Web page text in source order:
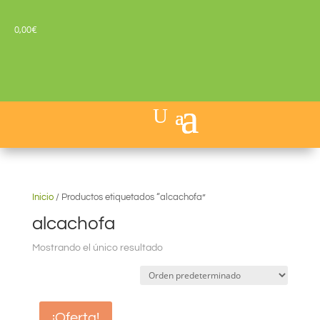
0,00€
Inicio/ Productos etiquetados “alcachofa”
alcachofa
Mostrando el único resultado